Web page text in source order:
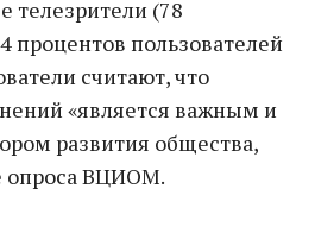
телезрители (78
процентов пользователей
считают, что
«является важным и
развития общества,
опроса ВЦИОМ.